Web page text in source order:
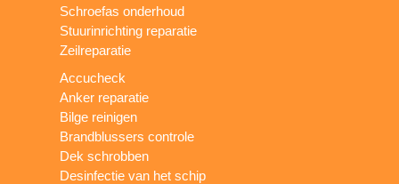
Schroefas onderhoud
Stuurinrichting reparatie
Zeilreparatie
Accucheck
Anker reparatie
Bilge reinigen
Brandblussers controle
Dek schrobben
Desinfectie van het schip